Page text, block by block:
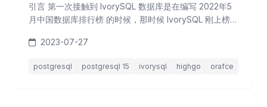
引言 第一次接触到 IvorySQL 数据库是在编写 2022年5
月中国数据库排行榜 的时候，那时候 IvorySQL 刚上榜，
发布的 2023开源数据库排行 中，跻身三十强。过去一
上升到今天的 560，真的很棒！ 象牙数据库 IvorySQL
2023-07-27
postgresql postgresql 15 ivorysql highgo orafce